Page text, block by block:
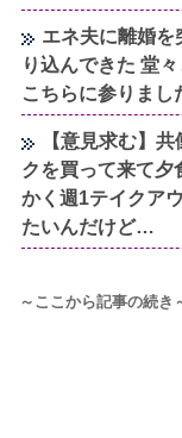
エネ夫に離婚を
り込んできた 堂
こちらに参りま
【意見求む】
クを買って来て夕
かく週1テイクア
たいんだけど…
～ここから記事の続き